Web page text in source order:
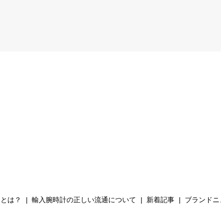
は？ 輸入腕時計の正しい流通について 新着記事 ブランドニ